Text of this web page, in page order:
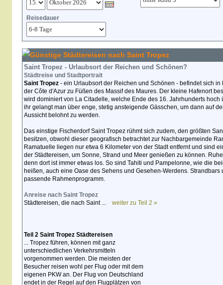
Reisedauer
Günstige Städtereisen nach Saint Tropez
Saint Tropez - Urlaubsort der Reichen und Schönen?
Städtreise und Stadtportrait
Saint Tropez - ein Urlaubsort der Reichen und Schönen - befindet sich in
der Côte d'Azur zu Füßen des Massif des Maures. Der kleine Hafenort
wird dominiert von La Citadelle, welche Ende des 16. Jahrhunderts hoch
ihr gelangt man über enge, stetig ansteigende Gässchen, um dann auf
Aussicht belohnt zu werden.
Das einstige Fischerdorf Saint Tropez rühmt sich zudem, den größten
besitzen, obwohl dieser geografisch betrachtet zur Nachbargemeinde
Ramatuelle liegen nur etwa 6 Kilometer von der Stadt entfernt und sind
der Städtereisen, um Sonne, Strand und Meer genießen zu können.
denn dort ist immer etwas los. So sind Tahiti und Pampelonne, wie die
heißen, auch eine Oase des Sehens und Gesehen-Werdens.
passende Rahmenprogramm.
Anreise nach Saint Tropez
Städtereisen, die nach Saint ... weiter zu Teil 2 »
Teil 2 Saint Tropez Städtereisen
... Tropez führen, können mit ganz
unterschiedlichen Verkehrsmitteln
vorgenommen werden. Die meisten der
Besucher reisen wohl per Flug oder mit dem
eigenen PKW an. Der Flug von Deutschland
endet in der Regel auf den Flugplätzen von